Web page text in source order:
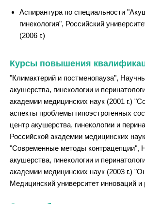
Аспирантура по специальности
гинекология", Российский
(2006 г.)
Курсы повышения
"Климактерий и постменопауза",
акушерства, гинекологии и
академии медицинских наук (2001 г.)
аспекты проблемы гипоэстрогенных
центр акушерства, гинекологии и
Российской академии медицинских наук
"Современные методы контрацепции",
акушерства, гинекологии и
академии медицинских наук (2003 г.)
Медицинский университет инноваций и